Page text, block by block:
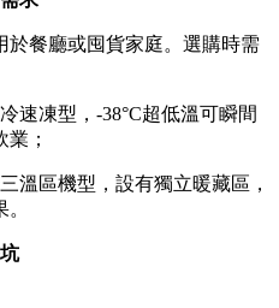
於餐廳或囤貨家庭。選購時需
速凍型，-38°C超低溫可瞬間
；
溫區機型，設有獨立暖藏區，